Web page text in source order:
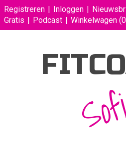
Registreren Inloggen
Gratis
Podcast Winkelwagen